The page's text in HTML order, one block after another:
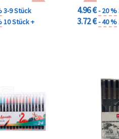
3-9 Stück
10 Stück +
4.96 €- 20 %
3.72 €- 40 %